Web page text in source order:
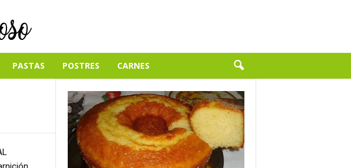
PASTAS POSTRES CARNES